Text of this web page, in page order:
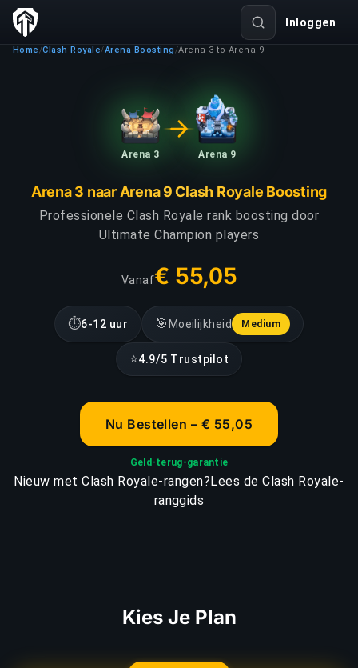
Inloggen
Home /Clash Royale/Arena Boosting /Arena 3 to Arena 9
Arena 3 Arena 9
Arena 3 naar Arena 9 Clash Royale Boosting
Professionele Clash Royale rank boosting door
Ultimate Champion players
Vanaf€ 55,05
⏱6-12 uur 🎯 Moeilijkheid Medium
⭐4.9/5 Trustpilot
Nu Bestellen – € 55,05
Geld-terug-garantie
Nieuw met Clash Royale-rangen?Lees de Clash Royale-
ranggids
Kies Je Plan